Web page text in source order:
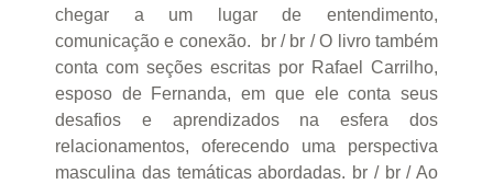
chegar a um lugar de entendimento,
comunicação e conexão. br / br / O livro também
conta com seções escritas por Rafael Carrilho,
esposo de Fernanda, em que ele conta seus
desafios e aprendizados na esfera dos
relacionamentos, oferecendo uma perspectiva
masculina das temáticas abordadas. br / br / Ao